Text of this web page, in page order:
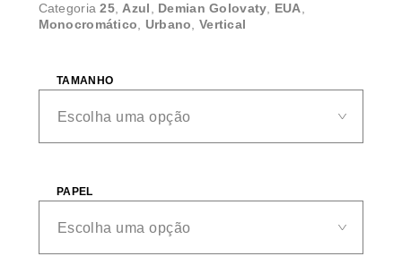
Categoria25,Azul, Demian Golovaty, EUA,
Monocromático, Urbano, Vertical
TAMANHO
PAPEL